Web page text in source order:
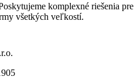
komplexné riešenia pre
všetkých veľkostí.